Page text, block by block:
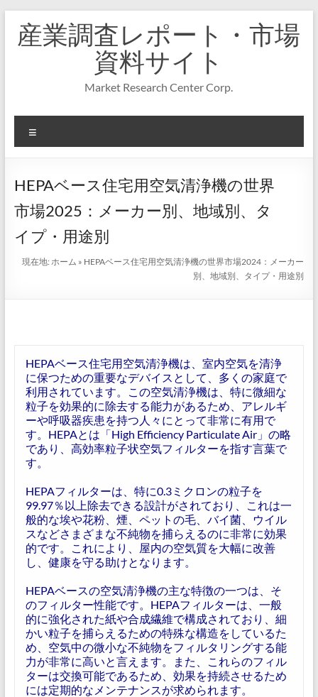
キ
プ
産業調査レポート・市場
資料サイト
Market Research Center Corp.
ニ
ー
HEPAベース住宅用空気清浄機の世界
市場2025：メーカー別、地域別、タ
イプ・用途別
現在地:ホーム » HEPAベース住宅用空気清浄機の世界市場2024：メーカー
別、地域別、タイプ・用途別
HEPAベース住宅用空気清浄機は、室内空気を清浄
に保つための重要なデバイスとして、多くの家庭で
利用されています。この空気清浄機は、特に微細な
粒子を効果的に除去する能力があるため、アレルギ
ーや呼吸器疾患を持つ人々にとって非常に有用で
す。HEPAとは「High Efficiency Particulate Air」の略
であり、高効率粒子状空気フィルターを指す言葉で
す。
HEPAフィルターは、特に0.3ミクロンの粒子を
99.97％以上除去できる設計がされており、これは一
般的な埃や花粉、煙、ペットの毛、バイ菌、ウイル
スなどさまざまな不純物を捕らえるのに非常に効果
的です。これにより、屋内の空気質を大幅に改善
し、健康を守る助けとなります。
HEPAベースの空気清浄機の主な特徴の一つは、そ
のフィルター性能です。HEPAフィルターは、一般
的に強化された紙や合成繊維で構成されており、細
かい粒子を捕らえるための特殊な構造をしているた
め、空気中の微小な不純物をフィルタリングする能
力が非常に高いと言えます。また、これらのフィル
ターは交換可能であるため、効果を持続させるため
には定期的なメンテナンスが求められます。